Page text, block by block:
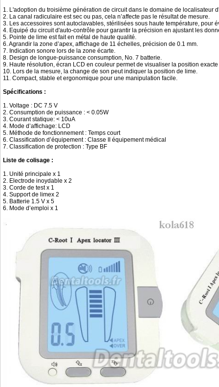
1. L'adoption du troisième génération de circuit dans le domaine de
2. La canal radiculaire est sec ou pas, cela n’affecte pas le résultat de mesure.
3. Les accessoires sont autoclavables, stérilisées sous haute température, pour
4. Equipé du circuit d'auto-contrôle pour garantir la précision en ajustant les
5. Pointe de lime est fait en métal de haute qualité.
6. Agrandir la zone d’apex, affichage de 11 échelles, précision de 0.1 mm.
7. Indication sonore lors de la zone écarte.
8. Design de longue-puissance consumption, No. 7 batterie.
9. Haute résolution, écran LCD en couleur permet de visualiser la position
10. Lors de la mesure, la change de son peut indiquer la position de lime.
11. Compact, stable et ergonomique pour une manipulation facile.
Spécifications :
1. Voltage : DC 7.5 V
2. Consumption de puissance : < 0.05W
3. Courant statique: < 10uA
4. Mode d’affichage: LCD
5. Méthode de fonctionnement : Temps court
6. Classification d’équipement : Classe II équipement médical
7. Classification de protection : Type BF
Liste de colisage :
1. Unité principale x 1
2. Electrode inoydable x 2
3. Corde de test x 1
4. Support de limex 2
5. Batterie 1.5 V x 5
6. Mode d’emploi x 1